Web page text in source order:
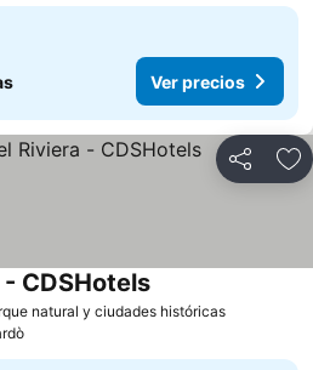
Ver precios
Compartir
natural y ciudades históricas
CDSHotels